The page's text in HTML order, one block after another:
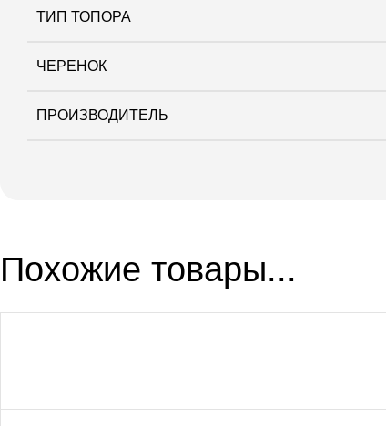
ТИП ТОПОРА
ЧЕРЕНОК
ПРОИЗВОДИТЕЛЬ
Похожие товары...